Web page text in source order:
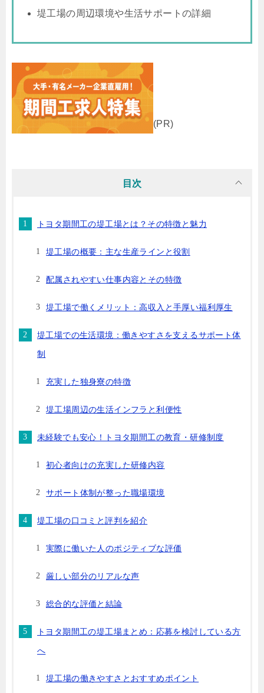
堤工場の周辺環境や生活サポートの詳細
(PR)
目次
トヨタ期間工の堤工場とは？その特徴と魅力
堤工場の概要：主な生産ラインと役割
配属されやすい仕事内容とその特徴
堤工場で働くメリット：高収入と手厚い福利厚生
堤工場での生活環境：働きやすさを支えるサポート体
制
充実した独身寮の特徴
堤工場周辺の生活インフラと利便性
未経験でも安心！トヨタ期間工の教育・研修制度
初心者向けの充実した研修内容
サポート体制が整った職場環境
堤工場の口コミと評判を紹介
実際に働いた人のポジティブな評価
厳しい部分のリアルな声
総合的な評価と結論
トヨタ期間工の堤工場まとめ：応募を検討している方
へ
堤工場の働きやすさとおすすめポイント